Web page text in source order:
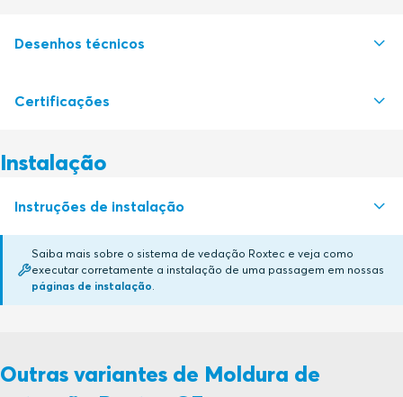
Desenhos técnicos
S1008220 GE FRAME EXTENSION FRAME
Certificações
Autoridade de certificação
Deutsches Institut für Bautechnik, DIBt
Instalação
Instruções de instalação
GE (en) PDF
Saiba mais sobre o sistema de vedação Roxtec e veja como
executar corretamente a instalação de uma passagem em nossas
páginas de instalação.
Outras variantes de Moldura de